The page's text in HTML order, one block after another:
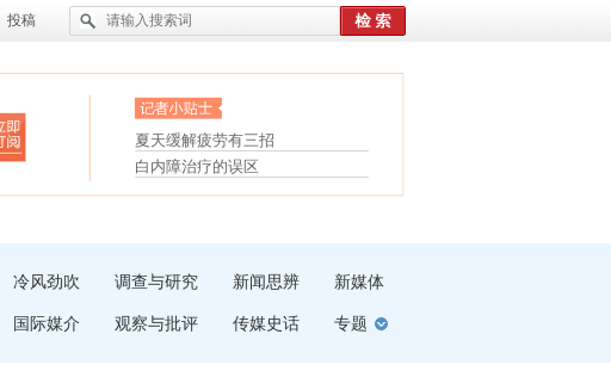
投稿
“枝桠”“树桠”宜写成“枝...
夏天缓解疲劳有三招
护腰，摆脱六大坏习惯
受伤了冰敷还是热敷
白内障治疗的误区
冷风劲吹 调查与研究 新闻思辨 新媒体
国际媒介 观察与批评 传媒史话 专题